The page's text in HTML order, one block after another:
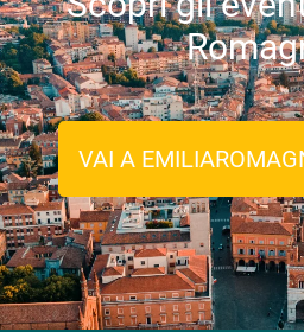
VAI A